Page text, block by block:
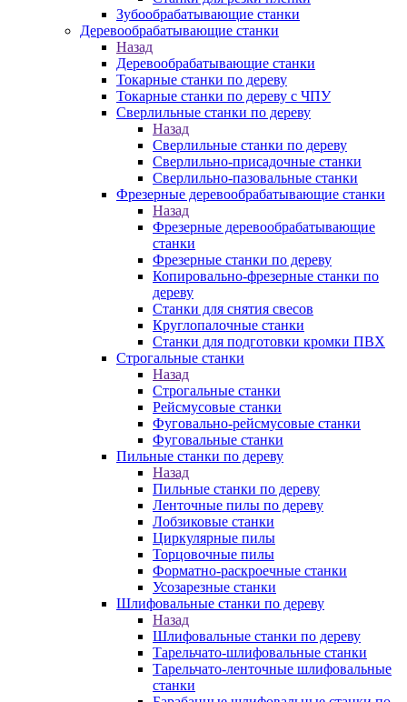
Зубообрабатывающие станки
Деревообрабатывающие станки
Назад
Деревообрабатывающие станки
Токарные станки по дереву
Токарные станки по дереву с ЧПУ
Сверлильные станки по дереву
Назад
Сверлильные станки по дереву
Сверлильно-присадочные станки
Сверлильно-пазовальные станки
Фрезерные деревообрабатывающие станки
Назад
Фрезерные деревообрабатывающие
станки
Фрезерные станки по дереву
Копировально-фрезерные станки по
дереву
Станки для снятия свесов
Круглопалочные станки
Станки для подготовки кромки ПВХ
Строгальные станки
Назад
Строгальные станки
Рейсмусовые станки
Фуговально-рейсмусовые станки
Фуговальные станки
Пильные станки по дереву
Назад
Пильные станки по дереву
Ленточные пилы по дереву
Лобзиковые станки
Циркулярные пилы
Торцовочные пилы
Форматно-раскроечные станки
Усозарезные станки
Шлифовальные станки по дереву
Назад
Шлифовальные станки по дереву
Тарельчато-шлифовальные станки
Тарельчато-ленточные шлифовальные
станки